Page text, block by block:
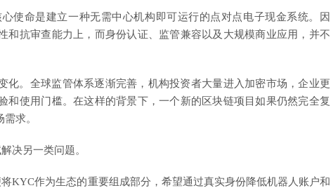
使命是建立一种无需中心机构即可运行的点对点电子现金系统。因
和抗审查能力上，而身份认证、监管兼容以及大规模商业应用，并不
化。全球监管体系逐渐完善，机构投资者大量进入加密市场，企业更
和使用门槛。在这样的背景下，一个新的区块链项目如果仍然完全复
求。
决另一类问题。
KYC作为生态的重要组成部分，希望通过真实身份降低机器人账户和